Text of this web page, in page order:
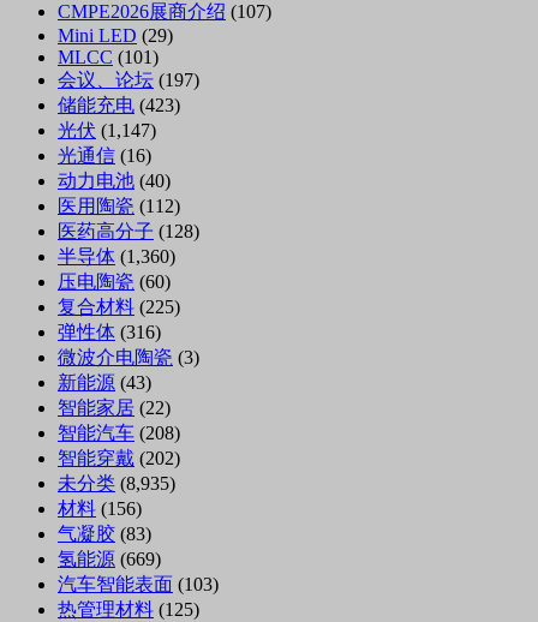
CMPE2026展商介绍 (107)
Mini LED (29)
MLCC (101)
会议、论坛 (197)
储能充电 (423)
光伏 (1,147)
光通信 (16)
动力电池 (40)
医用陶瓷 (112)
医药高分子 (128)
半导体 (1,360)
压电陶瓷 (60)
复合材料 (225)
弹性体 (316)
微波介电陶瓷 (3)
新能源 (43)
智能家居 (22)
智能汽车 (208)
智能穿戴 (202)
未分类 (8,935)
材料 (156)
气凝胶 (83)
氢能源 (669)
汽车智能表面 (103)
热管理材料 (125)